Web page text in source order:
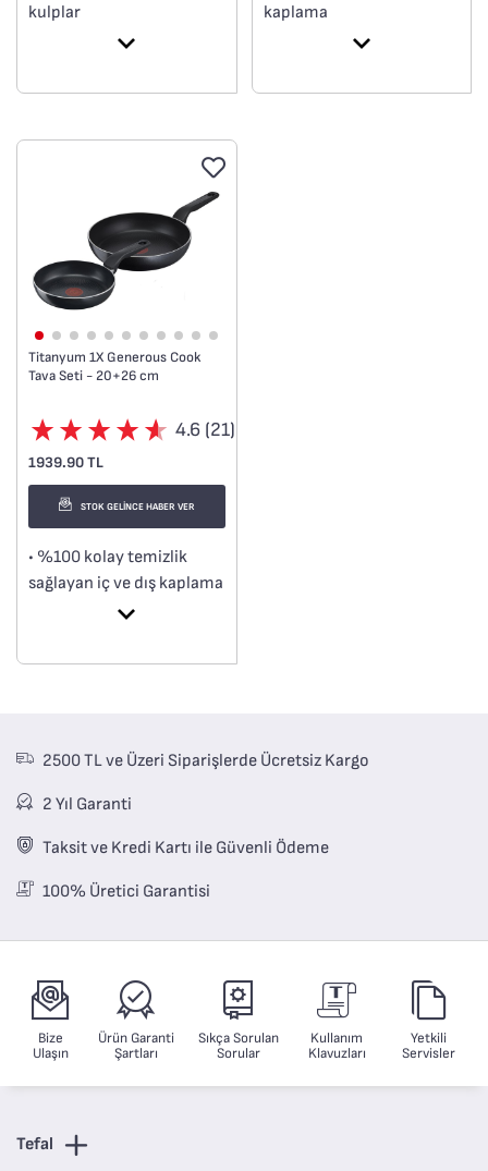
kulplar
• 8/10 yüksek kalite
• İndüksiyon dahil tüm
• Kolay Pişirme
cm tencere (2,1 L) + 20 cm
tencere (3 L) + 24 cm
tencere (5,2 L)
kaplama
• 100% güvenli yapışmaz
• Thermo-Signal™
Titanyum 1X Generous Cook
Tava Seti - 20+26 cm
4.6 (21)
1939.90 TL
STOK GELİNCE HABER VER
• %100 kolay temizlik
sağlayan iç ve dış kaplama
• 100% güvenli yapışmaz
• Thermo-Signal™
2500 TL ve Üzeri Siparişlerde Ücretsiz Kargo
2 Yıl Garanti
Taksit ve Kredi Kartı ile Güvenli Ödeme
100% Üretici Garantisi
Bize
Ulaşın
Ürün Garanti
Şartları
Sıkça Sorulan
Sorular
Kullanım
Klavuzları
Yetkili
Servisler
Tefal